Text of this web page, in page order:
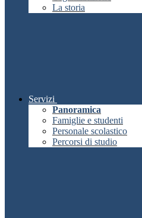
La storia
Servizi
Panoramica
Famiglie e studenti
Personale scolastico
Percorsi di studio